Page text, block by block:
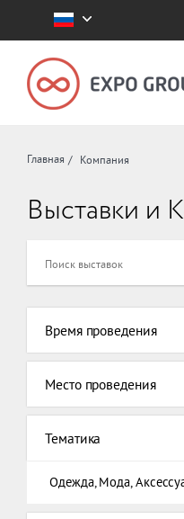
Главная Компания
Выставки и
Время проведения
Место проведения
Тематика
Одежда, Мода,